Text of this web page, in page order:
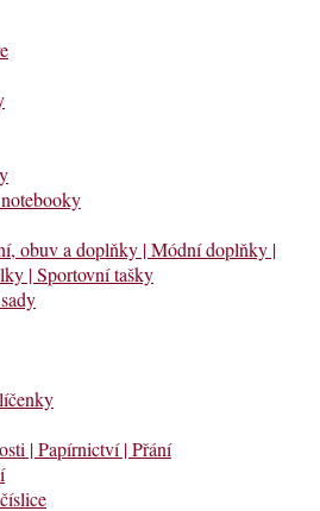
obuv a doplňky | Módní doplňky |
| Sportovní tašky
| Papírnictví | Přání